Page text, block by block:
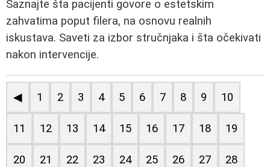
Saznajte šta pacijenti govore o estetskim
zahvatima poput filera, na osnovu realnih
iskustava. Saveti za izbor stručnjaka i šta očekivati
nakon intervencije.
◀ 1 2 3 4 5 6 7 8 9 10
11 12 13 14 15 16 17 18 19
20 21 22 23 24 25 26 27 28